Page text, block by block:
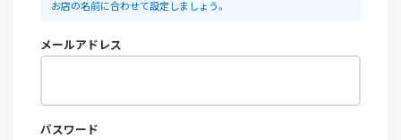
お店の名前に合わせて設定しましょう。
メールアドレス
パスワード